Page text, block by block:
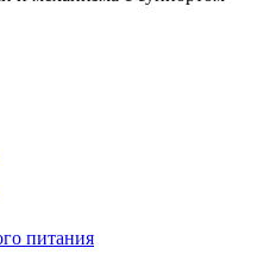
питания